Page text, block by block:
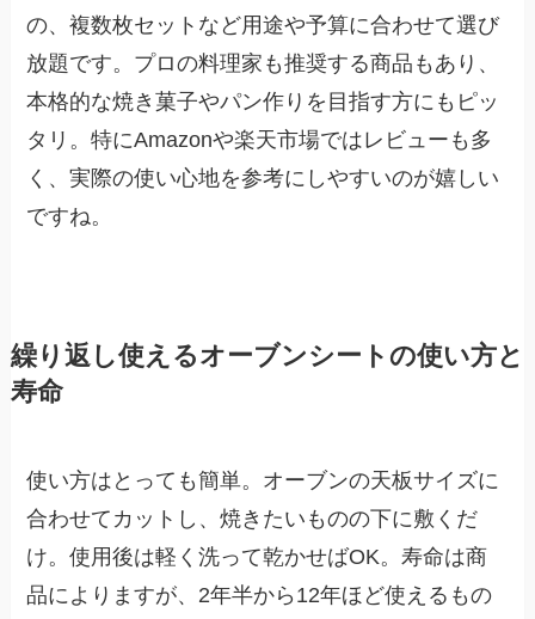
の、複数枚セットなど用途や予算に合わせて選び
放題です。プロの料理家も推奨する商品もあり、
本格的な焼き菓子やパン作りを目指す方にもピッ
タリ。特にAmazonや楽天市場ではレビューも多
く、実際の使い心地を参考にしやすいのが嬉しい
ですね。
繰り返し使えるオーブンシートの使い方と
寿命
使い方はとっても簡単。オーブンの天板サイズに
合わせてカットし、焼きたいものの下に敷くだ
け。使用後は軽く洗って乾かせばOK。寿命は商
品によりますが、2年半から12年ほど使えるもの